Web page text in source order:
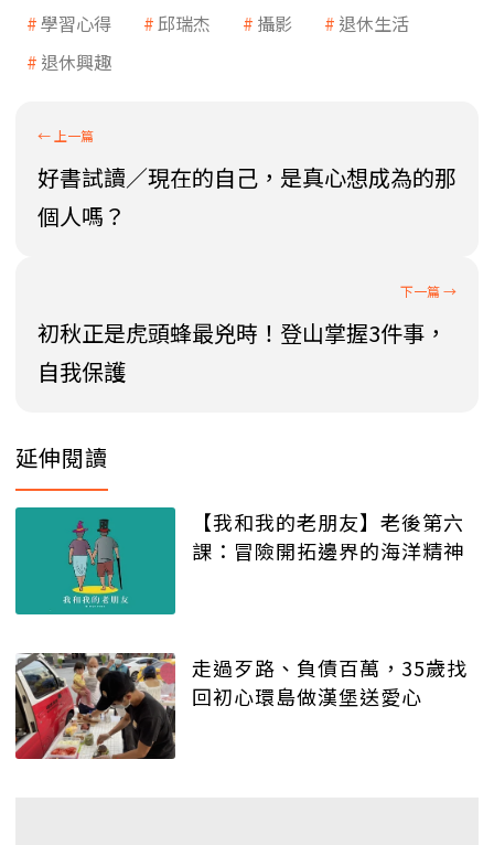
學習心得 邱瑞杰 攝影
退休生活
退休興趣
好書試讀／現在的自己，是真心想成為的那
個人嗎？
初秋正是虎頭蜂最兇時！登山掌握3件事，
自我保護
延伸閱讀
【我和我的老朋友】老後第六
課：冒險開拓邊界的海洋精神
走過歹路、負債百萬，35歲找
回初心環島做漢堡送愛心